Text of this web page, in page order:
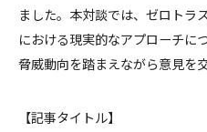
ました。本対談では、ゼロトラ
における現実的なアプローチに
脅威動向を踏まえながら意見を
【記事タイトル】